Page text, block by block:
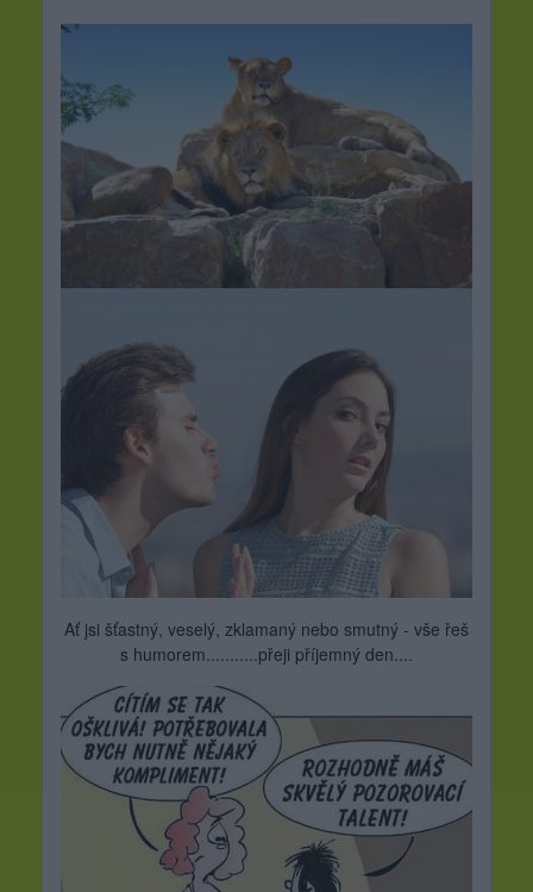
Ať jsi šťastný, veselý, zklamaný nebo smutný - vše řeš
s humorem...........přeji příjemný den....